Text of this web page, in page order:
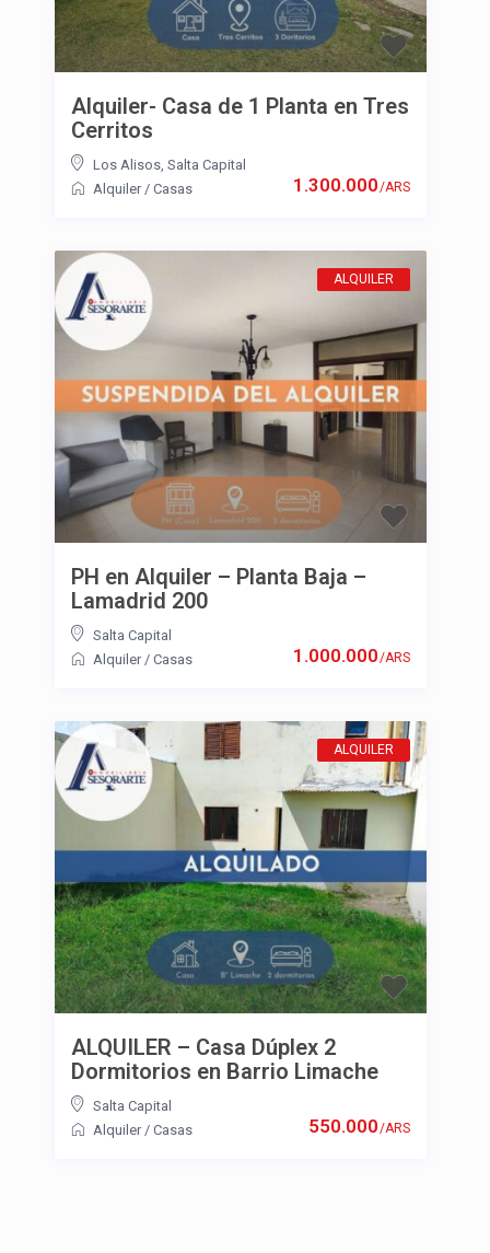
1.300.000/ARS
Alquiler- Casa de 1 Planta en Tres
Cerritos
Los Alisos Salta Capital
Alquiler/ Casas
ALQUILER
1.000.000/ARS
PH en Alquiler – Planta Baja –
Lamadrid 200
Salta Capital
Alquiler/ Casas
ALQUILER
550.000/ARS
ALQUILER – Casa Dúplex 2
Dormitorios en Barrio Limache
Salta Capital
Alquiler/ Casas